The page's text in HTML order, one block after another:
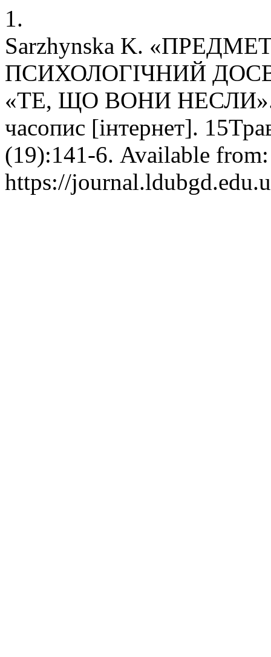
1.
Sarzhynska K.
ПСИХОЛОГІЧНИЙ
«ТЕ, ЩО ВОНИ НЕСЛИ».
часопис [інтернет].
(19):141-6. Available from:
https://